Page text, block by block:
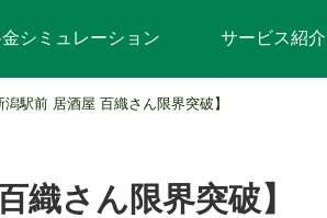
シミュレーション サービス紹介
潟駅前 居酒屋 百織さん限界突破】
織さん限界突破】